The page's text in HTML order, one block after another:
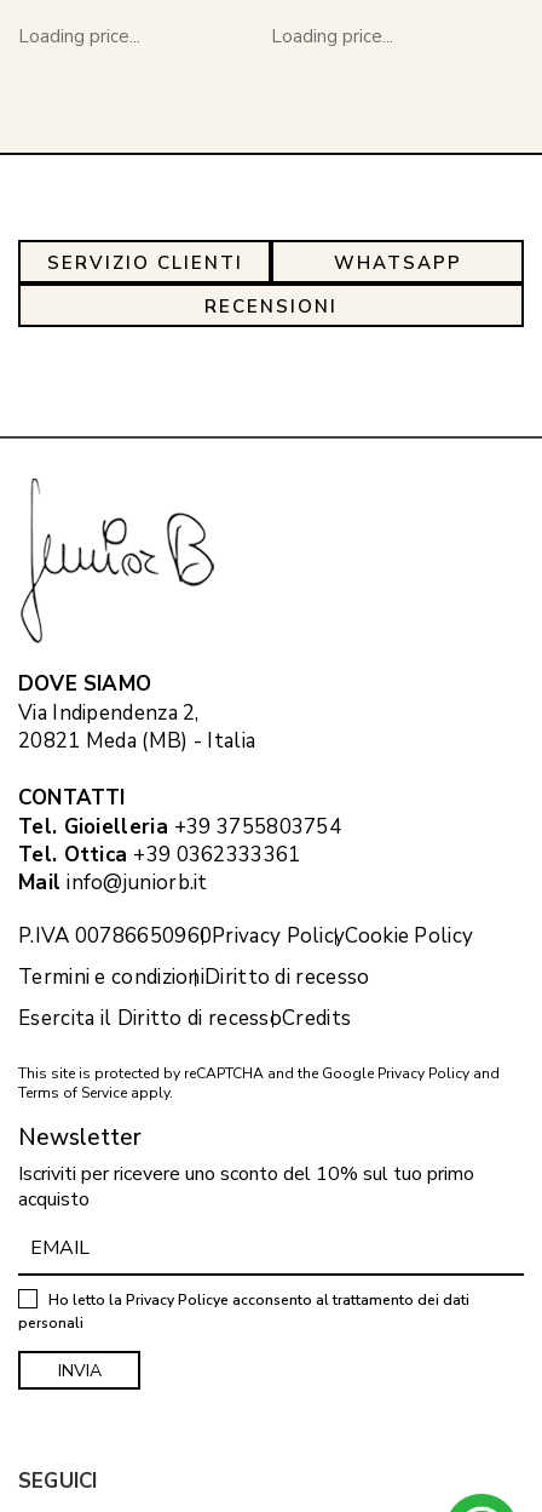
Loading price... Loading price...
SERVIZIO CLIENTI
WHATSAPP
RECENSIONI
DOVE SIAMO
Via Indipendenza 2,
20821 Meda (MB) - Italia
CONTATTI
Tel. Gioielleria +39 3755803754
Tel. Ottica +39 0362333361
Mail info@juniorb.it
P.IVA 00786650960Privacy PolicyCookie Policy
Termini e condizioniDiritto di recesso
Esercita il Diritto di recessoCredits
This site is protected by reCAPTCHA and the Google Privacy Policy and
Terms of Service apply.
Newsletter
Iscriviti per ricevere uno sconto del 10% sul tuo primo
acquisto
Ho letto la Privacy Policye acconsento al trattamento dei dati
personali
SEGUICI